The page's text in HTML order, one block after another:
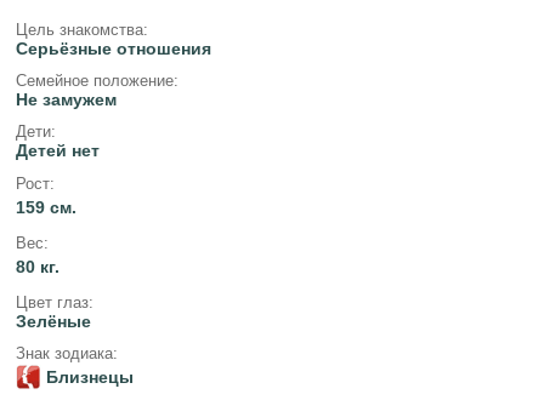
Цель знакомства:
Серьёзные отношения
Семейное положение:
Не замужем
Дети:
Детей нет
Рост:
159 см.
Вес:
80 кг.
Цвет глаз:
Зелёные
Знак зодиака:
Близнецы